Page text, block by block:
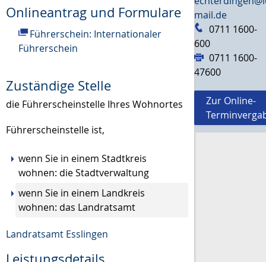
Onlineantrag und Formulare
Führerschein: Internationaler
Führerschein
Zuständige Stelle
die Führerscheinstelle Ihres Wohnortes
Führerscheinstelle ist,
wenn Sie in einem Stadtkreis
wohnen: die Stadtverwaltung
wenn Sie in einem Landkreis
wohnen: das Landratsamt
Landratsamt Esslingen
mail.de
0711 1600-
600
0711 1600-
47600
Zur Online-